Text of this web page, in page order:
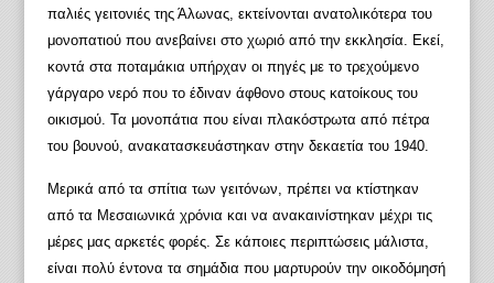
παλιές γειτονιές της Άλωνας, εκτείνονται ανατολικότερα του
μονοπατιού που ανεβαίνει στο χωριό από την εκκλησία. Εκεί,
κοντά στα ποταμάκια υπήρχαν οι πηγές με το τρεχούμενο
γάργαρο νερό που το έδιναν άφθονο στους κατοίκους του
οικισμού. Τα μονοπάτια που είναι πλακόστρωτα από πέτρα
του βουνού, ανακατασκευάστηκαν στην δεκαετία του 1940.
Μερικά από τα σπίτια των γειτόνων, πρέπει να κτίστηκαν
από τα Μεσαιωνικά χρόνια και να ανακαινίστηκαν μέχρι τις
μέρες μας αρκετές φορές. Σε κάποιες περιπτώσεις μάλιστα,
είναι πολύ έντονα τα σημάδια που μαρτυρούν την οικοδόμησή